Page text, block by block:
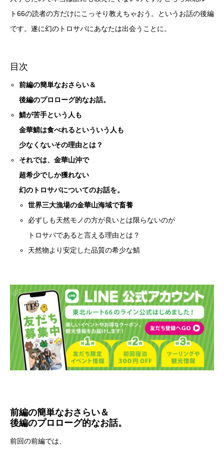
ト66の読者の方だけにこっそり教えちゃおう。というお話の後編
です。遂に幻のトロサバにあなたは出会うことに。
目次
前編の簡単なおさらい＆
後編のプロローグ的なお話。
鯖が苦手という人も
金華鯖は食べれるといういう人も
少なくないその理由とは？
それでは、金華山沖で
超希少でしか獲れない
幻のトロサバについてのお話を。
世界三大漁場の金華山海域で畜養
必ずしも天然モノの方が良いとは限らないのが
トロサバであると言える理由とは？
天然物より安定した品質の希少な鯖
前編の簡単なおさらい＆
後編のプロローグ的なお話。
前回の前編では、